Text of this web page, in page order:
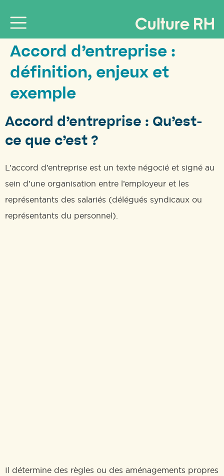
Accord d’entreprise :
définition, enjeux et
exemple
Accord d’entreprise : Qu’est-
ce que c’est ?
L’accord d’entreprise est un texte négocié et signé au
sein d’une organisation entre l’employeur et les
représentants des salariés (délégués syndicaux ou
représentants du personnel).
Il détermine des règles ou des aménagements propres